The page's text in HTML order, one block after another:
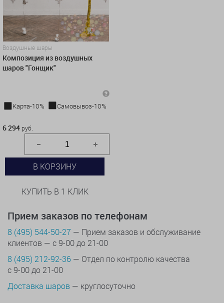
Воздушные шары
Композиция из воздушных
шаров "Гонщик"
Карта-10%
Самовывоз-10%
6 294 руб.
В КОРЗИНУ
КУПИТЬ В 1 КЛИК
Прием заказов по телефонам
8 (495) 544-50-27 — Прием заказов и обслуживание
клиентов — с 9-00 до 21-00
8 (495) 212-92-36 — Отдел по контролю качества
с 9-00 до 21-00
Доставка шаров — круглосуточно